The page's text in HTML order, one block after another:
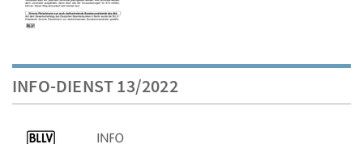
INFO-DIENST 13/2022